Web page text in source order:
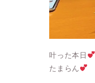
叶った本日
たまらん